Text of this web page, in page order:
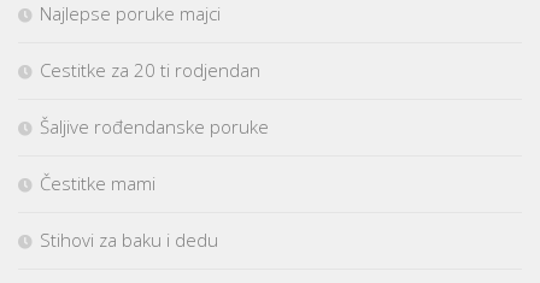
Najlepse poruke majci
Cestitke za 20 ti rodjendan
Šaljive rođendanske poruke
Čestitke mami
Stihovi za baku i dedu